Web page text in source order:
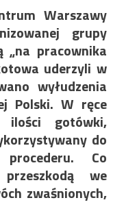
Warszawy
grupy
„na pracownika
uderzyli w
wyłudzenia
Polski. W ręce
ilości gotówki,
do
procederu. Co
we
zwaśnionych,